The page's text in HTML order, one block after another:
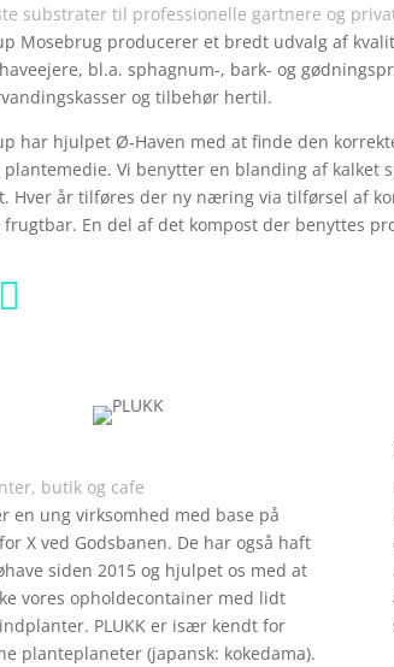
substrater til professionelle gartnere og
Mosebrug producerer et bredt udvalg af
bl.a. sphagnum-, bark- og
og tilbehør hertil.
har hjulpet Ø-Haven med at finde den
plantemedie. Vi benytter en blanding af kalket
Hver år tilføres der ny næring via tilførsel af
frugtbar. En del af det kompost der benyttes

butik og cafe
en ung virksomhed med base på
X ved Godsbanen. De har også haft
siden 2015 og hjulpet os med at
vores opholdecontainer med lidt
PLUKK er især kendt for
planteplaneter (japansk: kokedama).